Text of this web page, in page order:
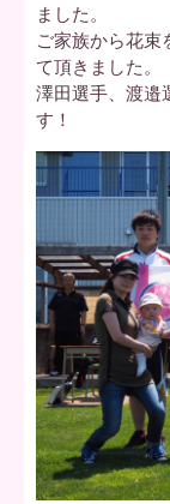
ました。
ご家族から花束
て頂きました。
澤田選手、渡邉
す！